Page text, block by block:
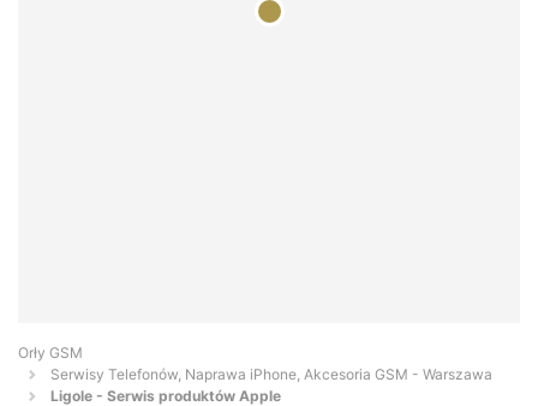
Orły GSM
Serwisy Telefonów, Naprawa iPhone, Akcesoria GSM - Warszawa
Ligole - Serwis produktów Apple